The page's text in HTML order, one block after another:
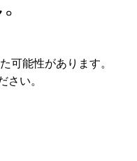
可能性があります。
さい。